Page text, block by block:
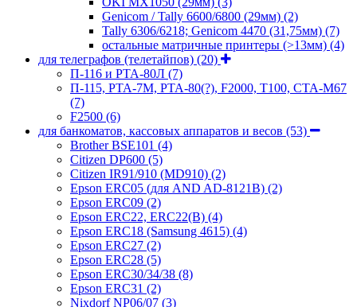
Genicom / Tally 6600/6800 (29мм) (2)
Tally 6306/6218; Genicom 4470 (31,75мм) (7)
остальные матричные принтеры (>13мм) (4)
для телеграфов (телетайпов) (20)
П-116 и РТА-80Л (7)
П-115, РТА-7М, РТА-80(?), F2000, T100, СТА-М67
(7)
F2500 (6)
для банкоматов, кассовых аппаратов и весов (53)
Brother BSE101 (4)
Citizen DP600 (5)
Citizen IR91/910 (MD910) (2)
Epson ERC05 (для AND AD-8121B) (2)
Epson ERC09 (2)
Epson ERC22, ERC22(B) (4)
Epson ERC18 (Samsung 4615) (4)
Epson ERC27 (2)
Epson ERC28 (5)
Epson ERC30/34/38 (8)
Epson ERC31 (2)
Nixdorf NP06/07 (3)